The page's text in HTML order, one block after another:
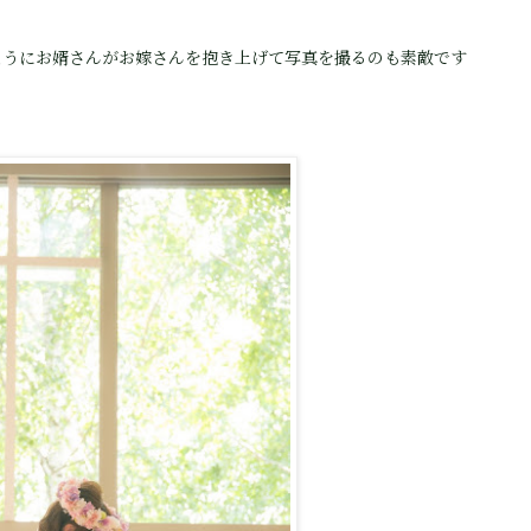
にお婿さんがお嫁さんを抱き上げて写真を撮るのも素敵です